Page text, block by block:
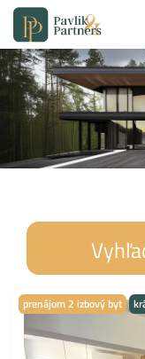
prenájom 2 izbový byt